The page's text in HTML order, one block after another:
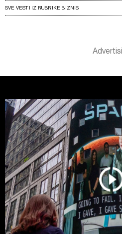
SVE VESTI IZ RUBRIKE BIZNIS